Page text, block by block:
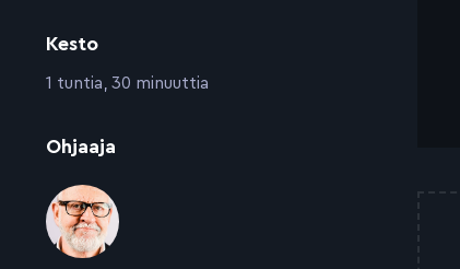
Kesto
:1 tuntia, 30 minuuttia
Ohjaaja